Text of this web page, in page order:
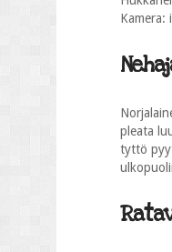
Kamera:
pleata
tyttö